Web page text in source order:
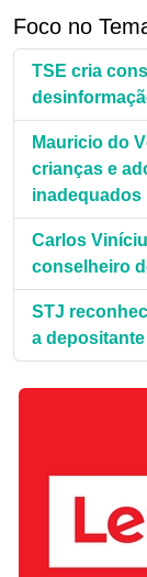
Foco no
TSE cria
Mauricio do
crianças e
inadequados
Carlos
conselheiro
STJ
a